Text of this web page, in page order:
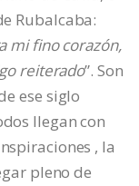
Rubalcaba:
mi fino corazón,
reiterado”. Son
ese siglo
llegan con
, la
pleno de